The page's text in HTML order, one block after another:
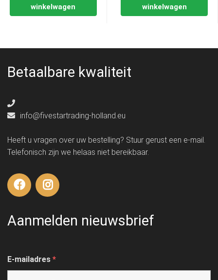
winkelwagen
winkelwagen
Betaalbare kwaliteit
info@fivestartrading-holland.eu
Heeft u vragen over uw bestelling? Stuur gerust een e-mail.
Telefonisch zijn we helaas niet bereikbaar.
Aanmelden nieuwsbrief
E-mailadres *